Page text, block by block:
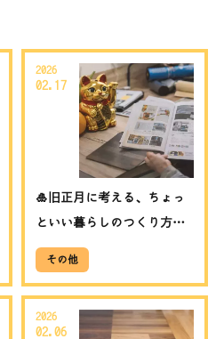
2026
02.17
🎍旧正月に考える、ちょっ
といい暮らしのつくり方。
壁から始めるリフォーム│
埼玉県吉川市 RExST（リク
スト）
その他
2026
02.06